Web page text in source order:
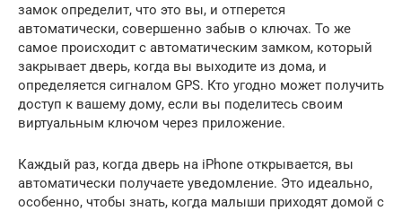
замок определит, что это вы, и отперется
автоматически, совершенно забыв о ключах. То же
самое происходит с автоматическим замком, который
закрывает дверь, когда вы выходите из дома, и
определяется сигналом GPS. Кто угодно может получить
доступ к вашему дому, если вы поделитесь своим
виртуальным ключом через приложение.
Каждый раз, когда дверь на iPhone открывается, вы
автоматически получаете уведомление. Это идеально,
особенно, чтобы знать, когда малыши приходят домой с